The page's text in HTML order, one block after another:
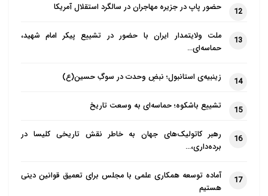
12 حضور پاپ در جزیره مهاجران در سالگرد استقلال آمریکا
13
ملت ولایتمدار ایران با حضور در تشییع پیکر امام شهید،
حماسه‌ای…
14 زینبیه‌ی استانبول؛ نبضِ وحدت در سوگِ حسین(ع)
15 تشییع باشکوه؛ حماسه‌ای به وسعت تاریخ
16
رهبر کاتولیک‌های جهان به خاطر نقش تاریخی کلیسا در
برده‌داری،…
17
آماده توسعه همکاری علمی با مجلس برای تعمیق قوانین دینی
هستیم